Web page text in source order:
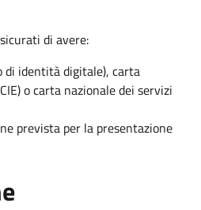
di avere:
di identità digitale), carta
o carta nazionale dei servizi
prevista per la presentazione